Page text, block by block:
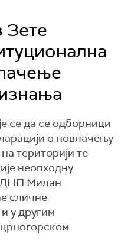
Зете
се да се одборници
о повлачењу
територији те
неопходну
ДНП Милан
сличне
у другим